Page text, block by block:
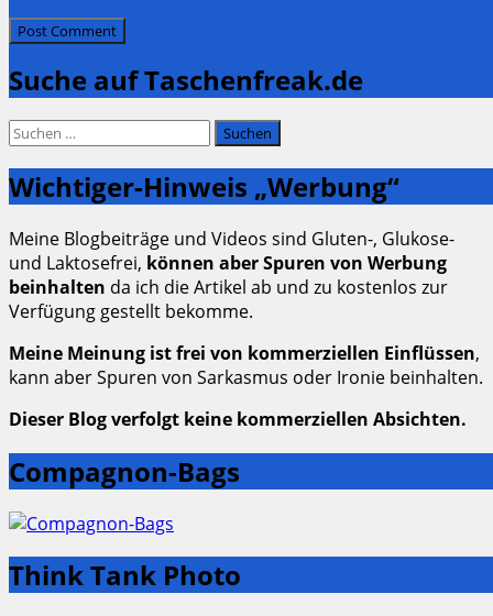
Suche auf Taschenfreak.de
Suchen
Wichtiger-Hinweis „Werbung“
Meine Blogbeiträge und Videos sind Gluten-, Glukose-
und Laktosefrei, können aber Spuren von Werbung
beinhalten da ich die Artikel ab und zu kostenlos zur
Verfügung gestellt bekomme.
Meine Meinung ist frei von kommerziellen Einflüssen,
kann aber Spuren von Sarkasmus oder Ironie beinhalten.
Dieser Blog verfolgt keine kommerziellen Absichten.
Compagnon-Bags
Think Tank Photo